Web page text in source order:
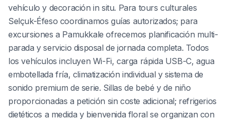
vehículo y decoración in situ. Para tours culturales
Selçuk-Éfeso coordinamos guías autorizados; para
excursiones a Pamukkale ofrecemos planificación multi-
parada y servicio disposal de jornada completa. Todos
los vehículos incluyen Wi-Fi, carga rápida USB-C, agua
embotellada fría, climatización individual y sistema de
sonido premium de serie. Sillas de bebé y de niño
proporcionadas a petición sin coste adicional; refrigerios
dietéticos a medida y bienvenida floral se organizan con